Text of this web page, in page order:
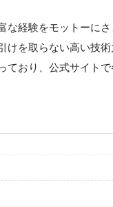
な経験をモットーに
けを取らない高い技
ており、公式サイト